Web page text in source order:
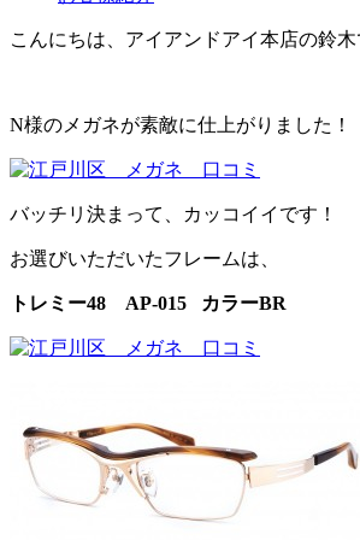
こんにちは、アイアンドアイ本店の鈴木
N様のメガネが素敵に仕上がりました！
バッチリ決まって、カッコイイです！
お選びいただいたフレームは、
トレミー48 AP-015 カラーBR